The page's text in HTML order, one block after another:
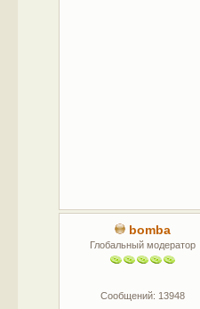
bomba
Глобальный модератор
Сообщений: 13948